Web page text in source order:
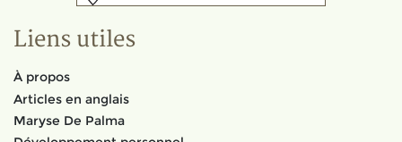
Liens utiles
À propos
Articles en anglais
Maryse De Palma